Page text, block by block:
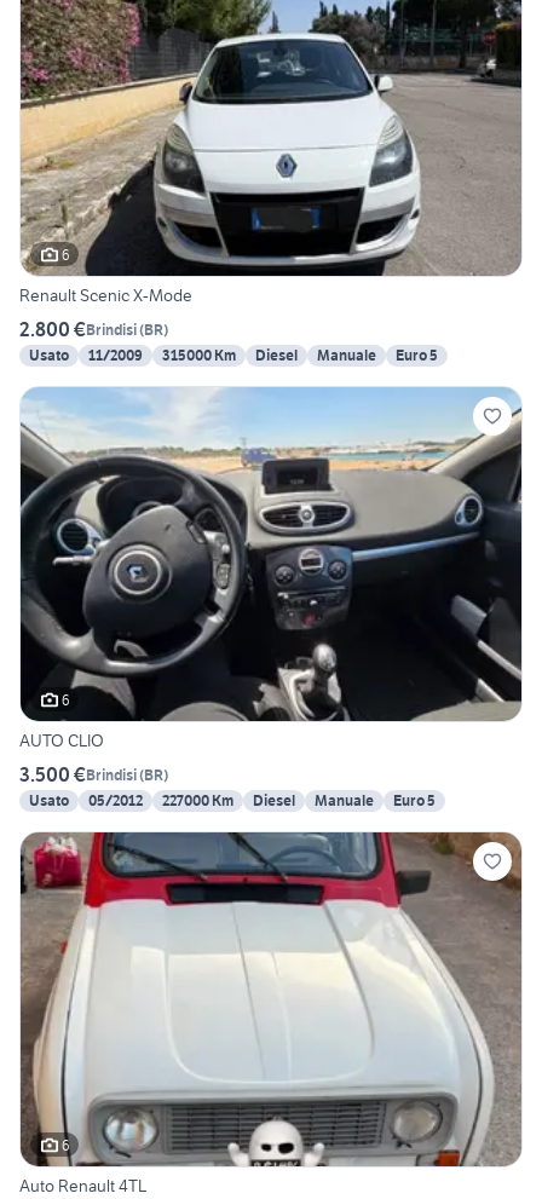
6
Renault Scenic X-Mode
2.800 €Brindisi(BR)
Usato
11/2009 315000 Km Diesel Manuale Euro 5
6
AUTO CLIO
3.500 €Brindisi(BR)
Usato
05/2012 227000 Km Diesel Manuale Euro 5
6
Auto Renault 4TL